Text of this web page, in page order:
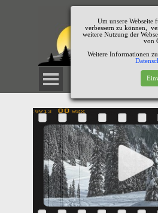
Um unsere Webseite
verbessern zu können,
weitere Nutzung der
von
Weitere Informationen